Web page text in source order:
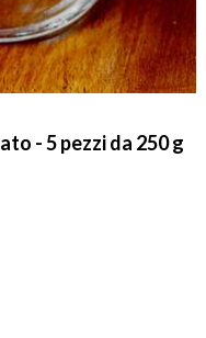
- 5 pezzi da 250 g